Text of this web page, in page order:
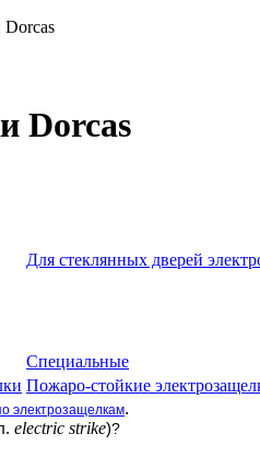
Dorcas
Dorcas
Для стеклянных дверей
Специальные
Пожаро-стойкие
электрозащелкам.
electric strike)?